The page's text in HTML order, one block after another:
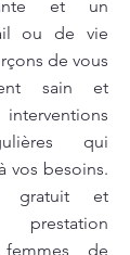
et un
ou de vie
de vous
sain et
qui
vos besoins.
gratuit et
de